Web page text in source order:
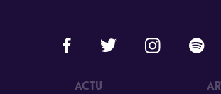
ACTU